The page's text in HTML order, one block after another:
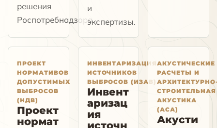
решения
Роспотребнадзора.
и
экспертизы.
ПРОЕКТ
НОРМАТИВОВ
ДОПУСТИМЫХ
ВЫБРОСОВ
(НДВ)
Проект
нормат
ИНВЕНТАРИЗАЦИЯ
ИСТОЧНИКОВ
ВЫБРОСОВ (ИЗАВ)
Инвент
аризац
ия
источн
АКУСТИЧЕСКИЕ
РАСЧЕТЫ И
СТРОИТЕЛЬНАЯ
АКУСТИКА
(АСА)
Акусти